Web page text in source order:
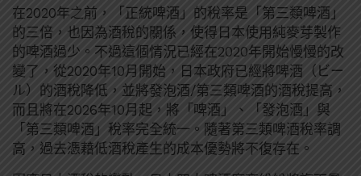
在2020年之前，「正統啤酒」的稅率是「第三類啤酒」
的三倍，也因為酒稅的關係，使得日本使用純麥芽製作
的啤酒過少。不過這個情況已經在2020年開始慢慢的改
變了，從2020年10月開始，日本政府已經將啤酒（ビー
ル）的酒稅降低，並將發泡酒/第三類啤酒的酒稅提高，
而且將在2026年10月起，將「啤酒」、「發泡酒」與
「第三類啤酒」稅率完全統一。隨著第三類啤酒稅率調
高，過去憑藉低酒稅產生的成本優勢將不復存在。